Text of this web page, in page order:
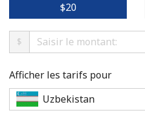
⁦$20⁩
$
Afficher les tarifs pour